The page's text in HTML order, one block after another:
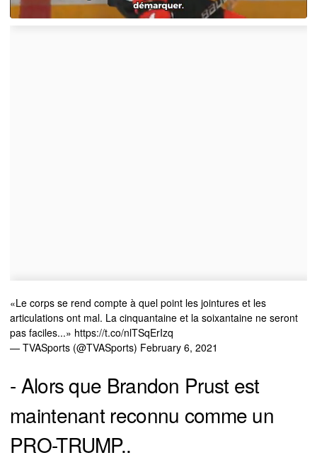
«Le corps se rend compte à quel point les jointures et les
articulations ont mal. La cinquantaine et la soixantaine ne seront
pas faciles...» https://t.co/nlTSqErIzq
— TVASports (@TVASports) February 6, 2021
- Alors que Brandon Prust est
maintenant reconnu comme un
PRO-TRUMP..